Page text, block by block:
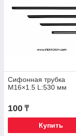
Сифонная трубка
M16×1.5 L:530 мм
100 ₸
Купить